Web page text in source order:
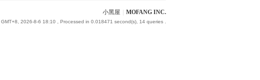
小黑屋 MOFANG INC.
GMT+8, 2026-8-6 18:10 , Processed in 0.018471 second(s), 14 queries .